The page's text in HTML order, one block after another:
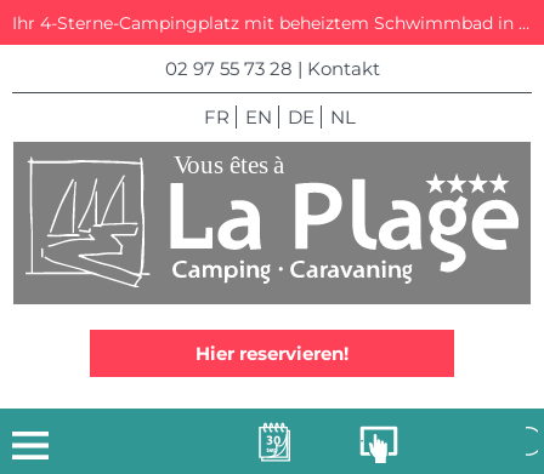
Ihr 4-Sterne-Campingplatz mit beheiztem Schwimmbad in La Trinité-sur-Mer
02 97 55 73 28 | Kontakt
FR EN DE NL
Hier reservieren!